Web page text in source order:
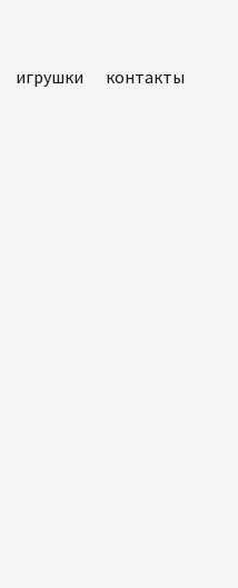
игрушки контакты